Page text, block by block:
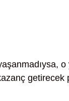
o
getirecek